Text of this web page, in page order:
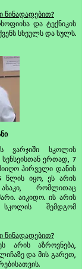
წინადადებით?
და ტექნიკის
სხეულს და სულს.
ვარჯიში სკოლის
ერთად, 7
პირველი დანის
წლის იყო, ეს არის
რომლითაც
აიკიდო. ის არის
შემდგომ
წინადადებით?
არის აზროვნება,
და მის გარეთ,